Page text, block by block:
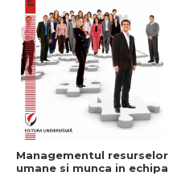
Managementul resurselor
umane si munca in echipa